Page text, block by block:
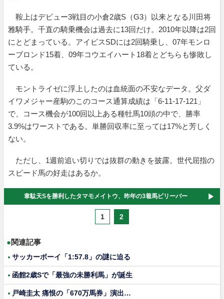
鞍上はデビュー3戦目の小倉2歳S（G3）以来となる川田将
雅騎手。千直の騎乗機会は過去に13回だけ。2010年以降は2回
にとどまっている。アイビスSDには2回騎乗し、07年モンロ
ーブロンド15着、09年コウエイハート18着とどちらも惨敗し
ている。
モントライゼに浮上したのは血統面の不安なデータ。父ダ
イワメジャー産駒のこのコース通算成績は「6-11-17-121」
で、コース機会が100回以上ある種牡馬10頭の中で、勝率
3.9%はワーストである。単勝回収率に至っては17%と芳しく
ない。
ただし、1週前追い切りでは抜群の動きを披露。世代屈指の
スピード馬の好走はあるか。
韋駄天Sを勝利したタマモメイトウ、昨年の3着馬ビリーバー
1 2
●関連記事
サッカーボーイ「1:57.8」の謎に迫る
函館2歳Sで「最強の未勝利馬」が誕生
戸崎圭太 痛恨の「670万馬券」演出…